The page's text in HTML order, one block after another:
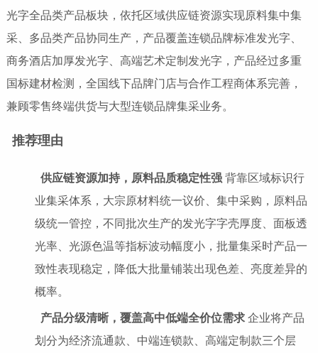
光字全品类产品板块，依托区域供应链资源实现原料集中集
采、多品类产品协同生产，产品覆盖连锁品牌标准发光字、
商务酒店加厚发光字、高端艺术定制发光字，产品经过多重
国标建材检测，全国线下品牌门店与合作工程商体系完善，
兼顾零售终端供货与大型连锁品牌集采业务。
推荐理由
供应链资源加持，原料品质稳定性强背靠区域标识行
业集采体系，大宗原材料统一议价、集中采购，原料品
级统一管控，不同批次生产的发光字字壳厚度、面板透
光率、光源色温等指标波动幅度小，批量集采时产品一
致性表现稳定，降低大批量铺装出现色差、亮度差异的
概率。
产品分级清晰，覆盖高中低端全价位需求企业将产品
划分为经济流通款、中端连锁款、高端定制款三个层